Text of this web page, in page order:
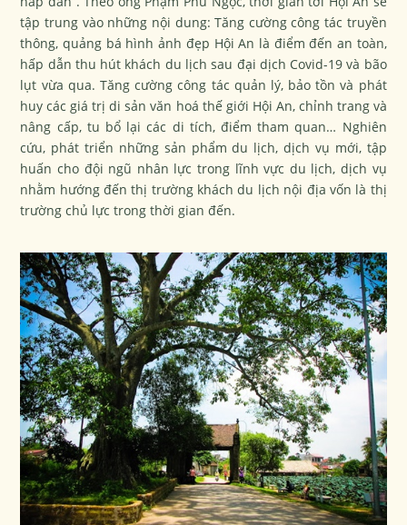
tập trung vào những nội dung: Tăng cường công tác truyền
thông, quảng bá hình ảnh đẹp Hội An là điểm đến an toàn,
hấp dẫn thu hút khách du lịch sau đại dịch Covid-19 và bão
lụt vừa qua. Tăng cường công tác quản lý, bảo tồn và phát
huy các giá trị di sản văn hoá thế giới Hội An, chỉnh trang và
nâng cấp, tu bổ lại các di tích, điểm tham quan… Nghiên
cứu, phát triển những sản phẩm du lịch, dịch vụ mới, tập
huấn cho đội ngũ nhân lực trong lĩnh vực du lịch, dịch vụ
nhằm hướng đến thị trường khách du lịch nội địa vốn là thị
trường chủ lực trong thời gian đến.